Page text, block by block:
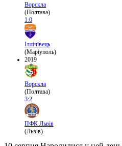
Ворскла
(Полтава)
1:0
Іллічівець
(Маріуполь)
2019
Ворскла
(Полтава)
3:2
ПФК Львів
(Львів)